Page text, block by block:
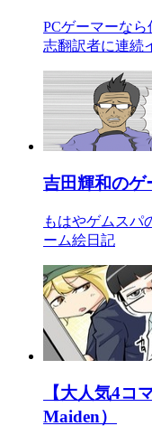
PCゲーマーな
志翻訳者に連続
吉田輝和のゲ
もはやゲムスパ
ーム絵日記
【大人気4コ
Maiden）